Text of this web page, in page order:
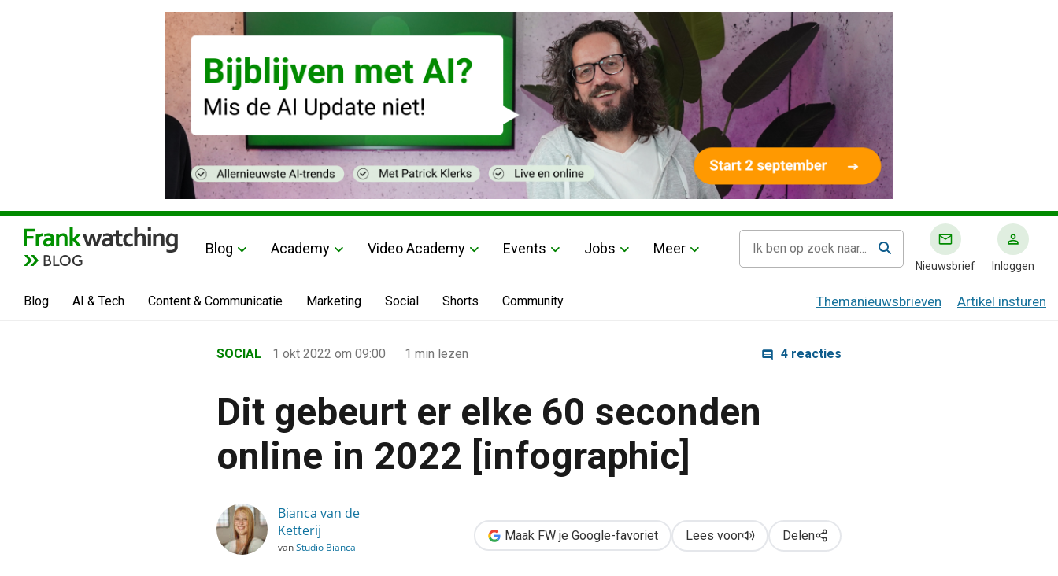
BLOG
Blog Academy Video Academy Events Jobs Meer
Nieuwsbrief Inloggen
Blog AI & Tech Content & Communicatie Marketing Social Shorts Community Themanieuwsbrieven Artikel insturen
›
›
SOCIAL 1 okt 2022 om 09:00 1 min lezen 4 reacties
Dit gebeurt er elke 60 seconden
online in 2022 [infographic]
Bianca van de
Ketterij
vanStudio Bianca
Maak FW je Google-favoriet Lees voor Delen